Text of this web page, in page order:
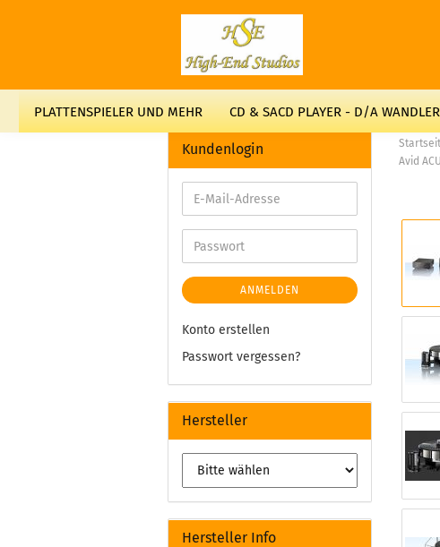
PLATTENSPIELER UND MEHR CD & SACD PLAYER - D/A WANDLER
Avid
Kundenlogin
ANMELDEN
Konto erstellen
Passwort vergessen?
Hersteller
Hersteller Info